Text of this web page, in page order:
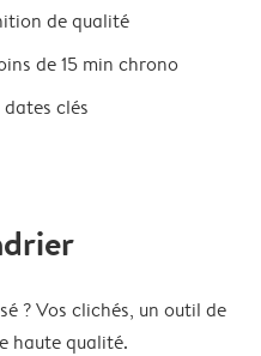
de qualité
de 15 min chrono
clés
? Vos clichés, un outil de
haute qualité.